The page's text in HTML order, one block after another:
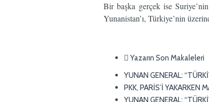
Bir başka gerçek ise
Yunanistan’ı, Türkiye’nin
Yazarın Son Makaleleri
YUNAN GENERAL:
PKK, PARİS’İ YAKARKEN